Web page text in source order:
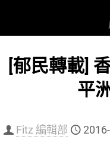
[郁民轉載]
平
Fitz 編輯部